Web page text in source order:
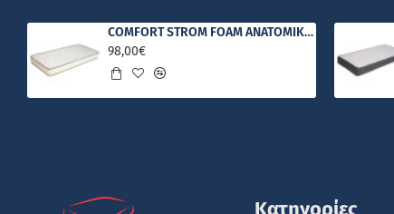
COMFORT STROM FOAM ΑΝΑΤΟΜΙΚΟ ΣΤΡΩΜΑ
98,00€
Κατηγορίες